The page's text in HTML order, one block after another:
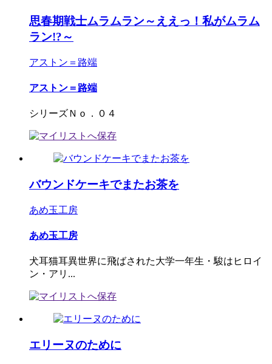
思春期戦士ムラムラン～ええっ！私がムラム
ラン!?～
アストン＝路端
アストン＝路端
シリーズＮｏ．０４
バウンドケーキでまたお茶を
あめ玉工房
あめ玉工房
犬耳猫耳異世界に飛ばされた大学一年生・駿はヒロイ
ン・アリ...
エリーヌのために